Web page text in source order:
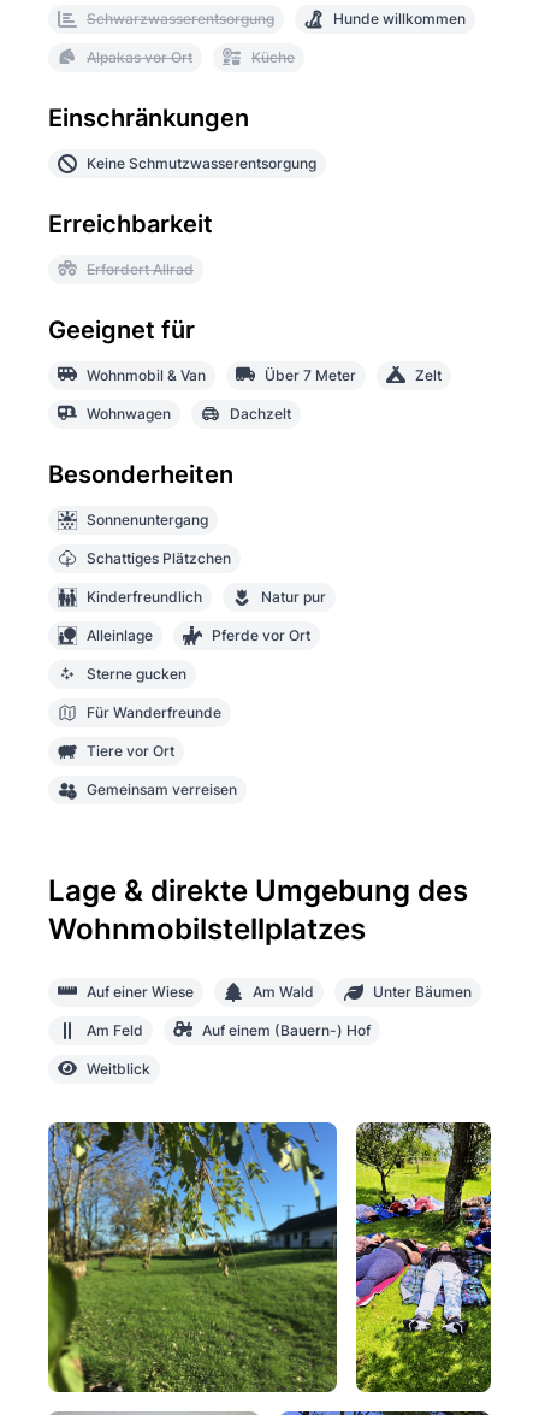
Schwarzwasserentsorgung Hunde willkommen
Alpakas vor Ort Küche
Einschränkungen
Keine Schmutzwasserentsorgung
Erreichbarkeit
Erfordert Allrad
Geeignet für
Wohnmobil & Van Über 7 Meter Zelt
Wohnwagen Dachzelt
Besonderheiten
Sonnenuntergang
Schattiges Plätzchen
Kinderfreundlich Natur pur
Alleinlage Pferde vor Ort
Sterne gucken
Für Wanderfreunde
Tiere vor Ort
Gemeinsam verreisen
Lage & direkte Umgebung des
Wohnmobilstellplatzes
Auf einer Wiese Am Wald Unter Bäumen
Am Feld Auf einem (Bauern-) Hof
Weitblick